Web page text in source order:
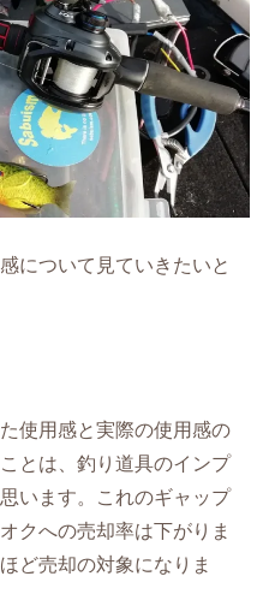
について見ていきたいと
使用感と実際の使用感の
とは、釣り道具のインプ
います。これのギャップ
クへの売却率は下がりま
ど売却の対象になりま